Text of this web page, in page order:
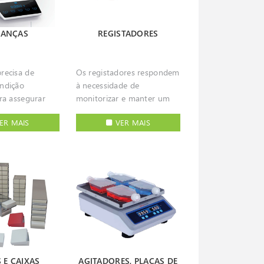
destes
é dada pela
se
de vida
de ruído e
serviço.
analíticas
eliminando o
das
um dos equipamentos mais
que ofereça garantias de
fiabilidade e robustez. Os
banhos podem acomodar
diferentes tipos de frascos
e tubos inclusive com
adaptadores corretos.
Também disponíveis
banhos com circulação
forçada e refrigerados.
de
assegurar
leque de
tornando a
laboratorial
alargada e
com
escala
à escala
por
MAIS
REGISTADORES
Os registadores respondem
à necessidade de
monitorizar e manter um
registo histórico das
condições ambientais em
em que é realizado o
transporte de produtos. A
monitorização das
condições como por
exemplo de temperatura,
humidade e teor de CO2 a
VER MAIS
E CAIXAS
AGITADORES, PLACAS DE